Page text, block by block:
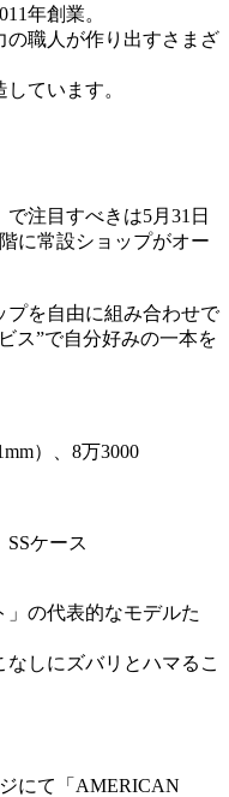
年創業。
の職人が作り出すさまざ
ています。
注目すべきは5月31日
に常設ショップがオー
プを自由に組み合わせで
ス”で自分好みの一本を
）、8万3000
SSケース
」の代表的なモデルた
しにズバリとハマるこ
にて「AMERICAN